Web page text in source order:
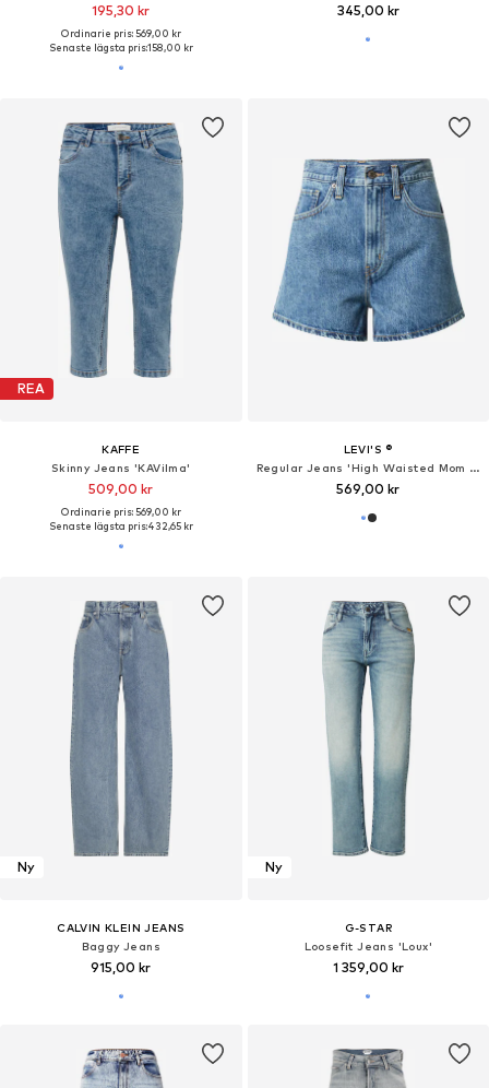
195,30 kr
Ordinarie pris: 569,00 kr
Senaste lägsta pris:158,00 kr
345,00 kr
REA
KAFFE
Skinny Jeans 'KAVilma'
509,00 kr
Ordinarie pris: 569,00 kr
Senaste lägsta pris:432,65 kr
LEVI'S ®
Regular Jeans 'High Waisted Mom Short'
569,00 kr
Ny
CALVIN KLEIN JEANS
Baggy Jeans
915,00 kr
Ny
G-STAR
Loosefit Jeans 'Loux'
1 359,00 kr